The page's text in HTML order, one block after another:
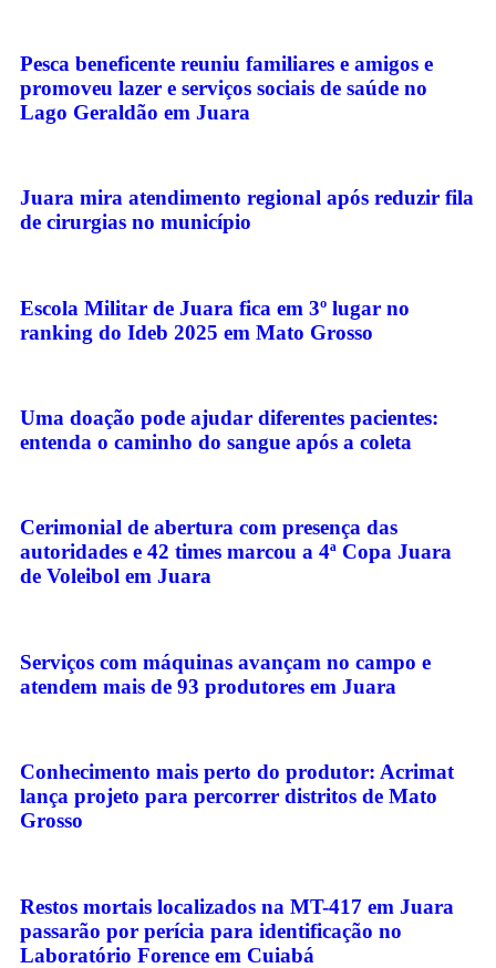
Pesca beneficente reuniu familiares e amigos e
promoveu lazer e serviços sociais de saúde no
Lago Geraldão em Juara
Juara mira atendimento regional após reduzir fila
de cirurgias no município
Escola Militar de Juara fica em 3º lugar no
ranking do Ideb 2025 em Mato Grosso
Uma doação pode ajudar diferentes pacientes:
entenda o caminho do sangue após a coleta
Cerimonial de abertura com presença das
autoridades e 42 times marcou a 4ª Copa Juara
de Voleibol em Juara
Serviços com máquinas avançam no campo e
atendem mais de 93 produtores em Juara
Conhecimento mais perto do produtor: Acrimat
lança projeto para percorrer distritos de Mato
Grosso
Restos mortais localizados na MT-417 em Juara
passarão por perícia para identificação no
Laboratório Forence em Cuiabá